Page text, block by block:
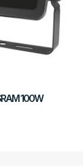
100W